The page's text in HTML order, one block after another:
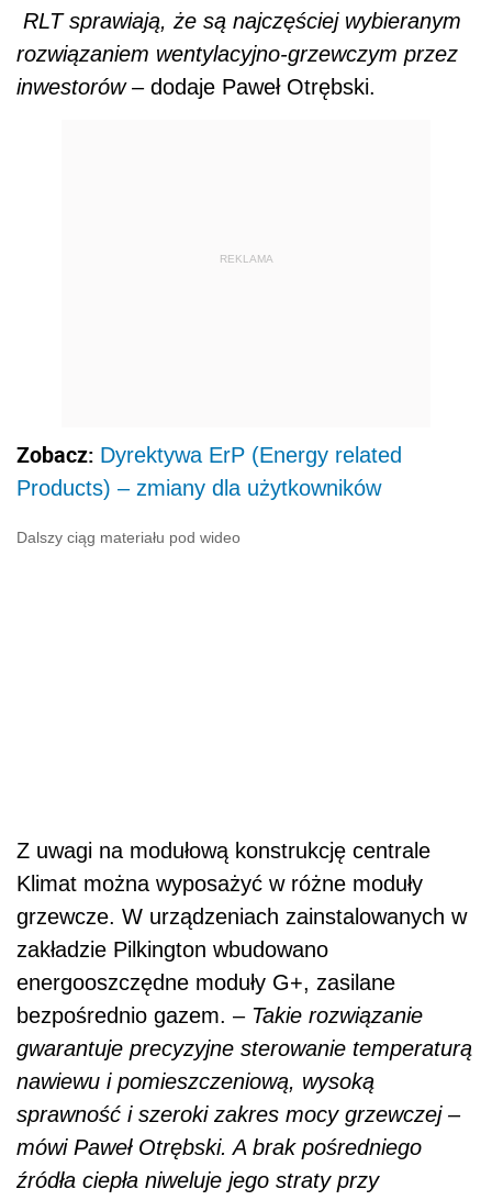
RLT sprawiają, że są najczęściej wybieranym
rozwiązaniem wentylacyjno-grzewczym przez
inwestorów– dodaje Paweł Otrębski.
REKLAMA
Zobacz: Dyrektywa ErP (Energy related
Products) – zmiany dla użytkowników
Dalszy ciąg materiału pod wideo
Z uwagi na modułową konstrukcję centrale
Klimat można wyposażyć w różne moduły
grzewcze. W urządzeniach zainstalowanych w
zakładzie Pilkington wbudowano
energooszczędne moduły G+, zasilane
bezpośrednio gazem. – Takie rozwiązanie
gwarantuje precyzyjne sterowanie temperaturą
nawiewu i pomieszczeniową, wysoką
sprawność i szeroki zakres mocy grzewczej –
mówi Paweł Otrębski. A brak pośredniego
źródła ciepła niweluje jego straty przy